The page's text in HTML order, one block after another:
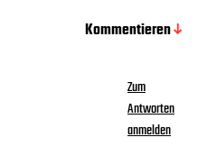
Kommentieren
Zum
Antworten
anmelden